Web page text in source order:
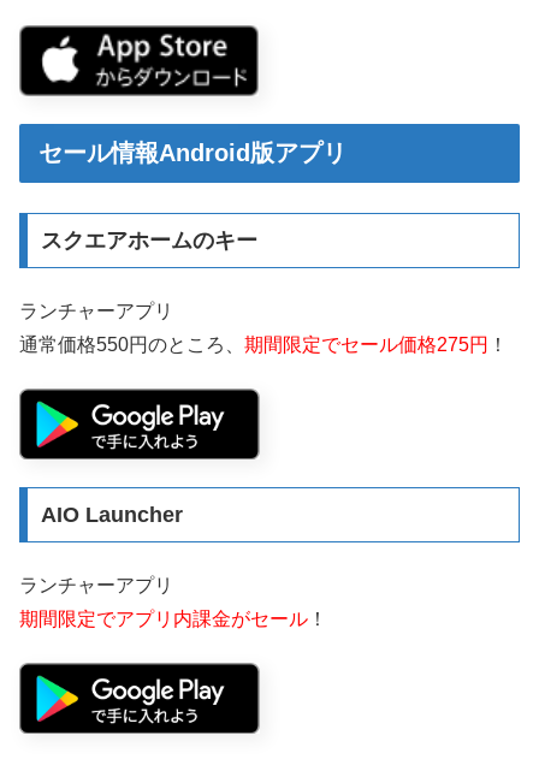
セール情報Android版アプリ
スクエアホームのキー
ランチャーアプリ
通常価格550円のところ、 期間限定でセール価格275円 ！
AIO Launcher
ランチャーアプリ
期間限定でアプリ内課金がセール ！